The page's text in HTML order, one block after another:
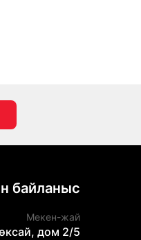
байланыс
Мекен-жай
дом 2/5